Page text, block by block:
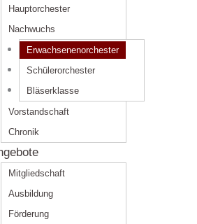
Hauptorchester
Nachwuchs
Erwachsenenorchester
Schülerorchester
Bläserklasse
Vorstandschaft
Chronik
Mitgliedschaft
Ausbildung
Förderung